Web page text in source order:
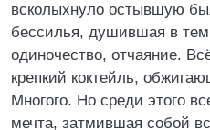
всколыхнуло остывшую
бессилья, душившая в
одиночество, отчаяние.
крепкий коктейль,
Многого. Но среди этого
мечта, затмившая собой